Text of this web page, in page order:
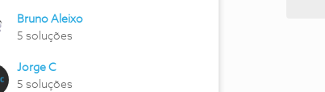
Bruno Aleixo
5 soluções
Jorge C
5 soluções